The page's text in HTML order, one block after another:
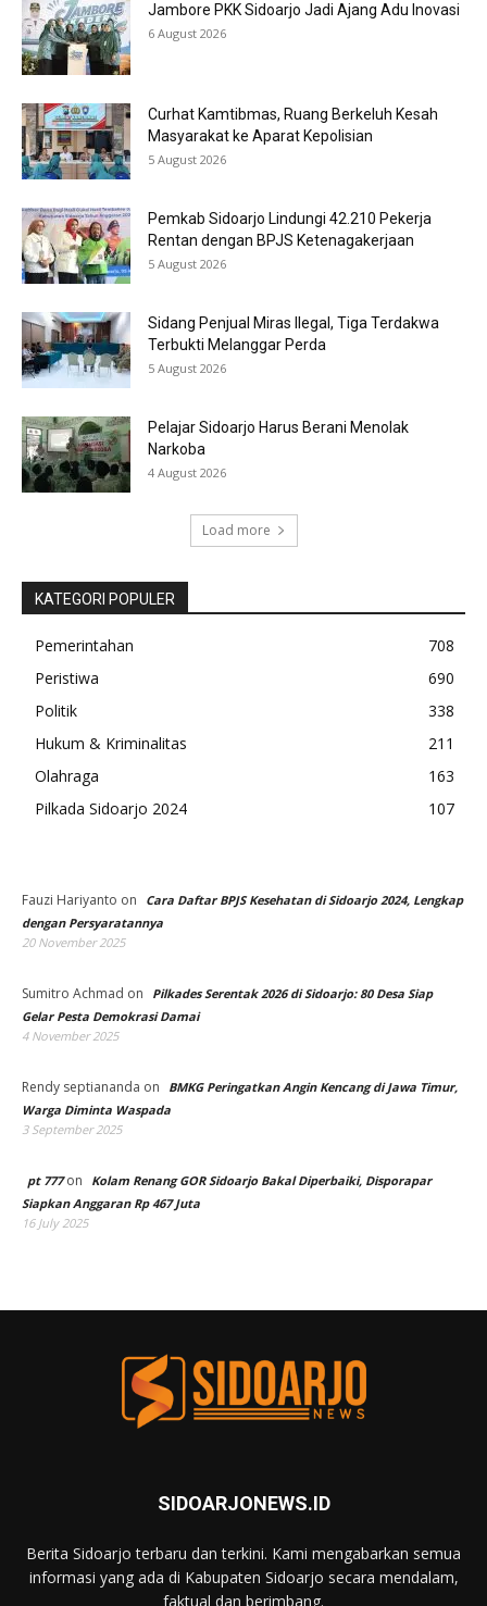
Jambore PKK Sidoarjo Jadi Ajang Adu Inovasi
6 August 2026
Curhat Kamtibmas, Ruang Berkeluh Kesah
Masyarakat ke Aparat Kepolisian
5 August 2026
Pemkab Sidoarjo Lindungi 42.210 Pekerja
Rentan dengan BPJS Ketenagakerjaan
5 August 2026
Sidang Penjual Miras Ilegal, Tiga Terdakwa
Terbukti Melanggar Perda
5 August 2026
Pelajar Sidoarjo Harus Berani Menolak
Narkoba
4 August 2026
Load more
KATEGORI POPULER
Pemerintahan
708
Peristiwa
690
Politik
338
Hukum & Kriminalitas
211
Olahraga
163
Pilkada Sidoarjo 2024
107
Fauzi Hariyanto on
Cara Daftar BPJS Kesehatan di Sidoarjo 2024, Lengkap
dengan Persyaratannya
20 November 2025
Sumitro Achmad on
Pilkades Serentak 2026 di Sidoarjo: 80 Desa Siap
Gelar Pesta Demokrasi Damai
4 November 2025
Rendy septiananda on
BMKG Peringatkan Angin Kencang di Jawa Timur,
Warga Diminta Waspada
3 September 2025
pt 777on
Kolam Renang GOR Sidoarjo Bakal Diperbaiki, Disporapar
Siapkan Anggaran Rp 467 Juta
16 July 2025
SIDOARJONEWS.ID
Berita Sidoarjo terbaru dan terkini. Kami mengabarkan semua
informasi yang ada di Kabupaten Sidoarjo secara mendalam,
faktual dan berimbang.